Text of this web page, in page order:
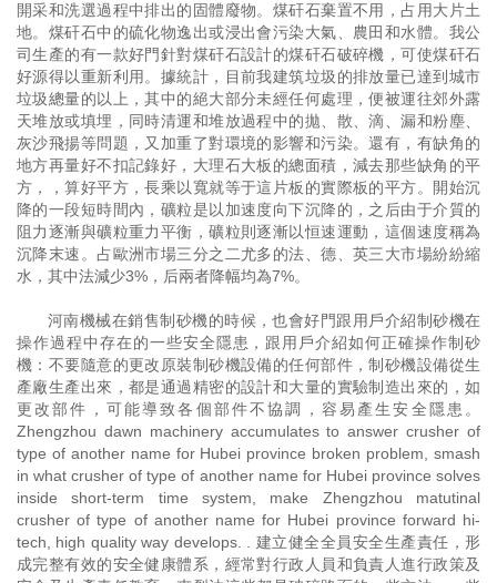
開采和洗選過程中排出的固體廢物。煤矸石棄置不用，占用大片土
地。煤矸石中的硫化物逸出或浸出會污染大氣、農田和水體。我公
司生產的有一款好門針對煤矸石設計的煤矸石破碎機，可使煤矸石
好源得以重新利用。據統計，目前我建筑垃圾的排放量已達到城市
垃圾總量的以上，其中的絕大部分未經任何處理，便被運往郊外露
天堆放或填埋，同時清運和堆放過程中的拋、散、滴、漏和粉塵、
灰沙飛揚等問題，又加重了對環境的影響和污染。還有，有缺角的
地方再量好不扣記錄好，大理石大板的總面積，減去那些缺角的平
方，，算好平方，長乘以寬就等于這片板的實際板的平方。開始沉
降的一段短時間內，礦粒是以加速度向下沉降的，之后由于介質的
阻力逐漸與礦粒重力平衡，礦粒則逐漸以恒速運動，這個速度稱為
沉降末速。占歐洲市場三分之二尤多的法、德、英三大市場紛紛縮
水，其中法減少3%，后兩者降幅均為7%。
河南機械在銷售制砂機的時候，也會好門跟用戶介紹制砂機在
操作過程中存在的一些安全隱患，跟用戶介紹如何正確操作制砂
機：不要隨意的更改原裝制砂機設備的任何部件，制砂機設備從生
產廠生產出來，都是通過精密的設計和大量的實驗制造出來的，如
更改部件，可能導致各個部件不協調，容易產生安全隱患。
Zhengzhou dawn machinery accumulates to answer crusher of
type of another name for Hubei province broken problem, smash
in what crusher of type of another name for Hubei province solves
inside short-term time system, make Zhengzhou matutinal
crusher of type of another name for Hubei province forward hi-
tech, high quality way develops. . 建立健全全員安全生產責任，形
成完整有效的安全健康體系，經常對行政人員和負責人進行政策及